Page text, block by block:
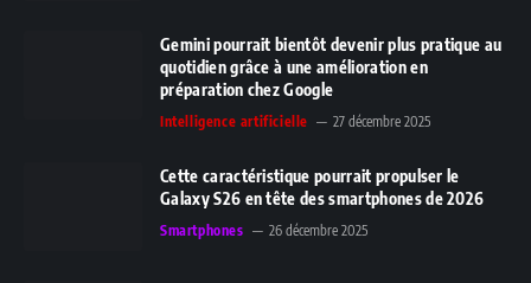
Gemini pourrait bientôt devenir plus pratique au
quotidien grâce à une amélioration en
préparation chez Google
Intelligence artificielle 27 décembre 2025
Cette caractéristique pourrait propulser le
Galaxy S26 en tête des smartphones de 2026
Smartphones 26 décembre 2025